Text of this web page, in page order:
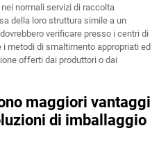
normali servizi di raccolta
della loro struttura simile a un
verificare presso i centri di
metodi di smaltimento appropriati ed
offerti dai produttori o dai
maggiori vantaggi
di imballaggio